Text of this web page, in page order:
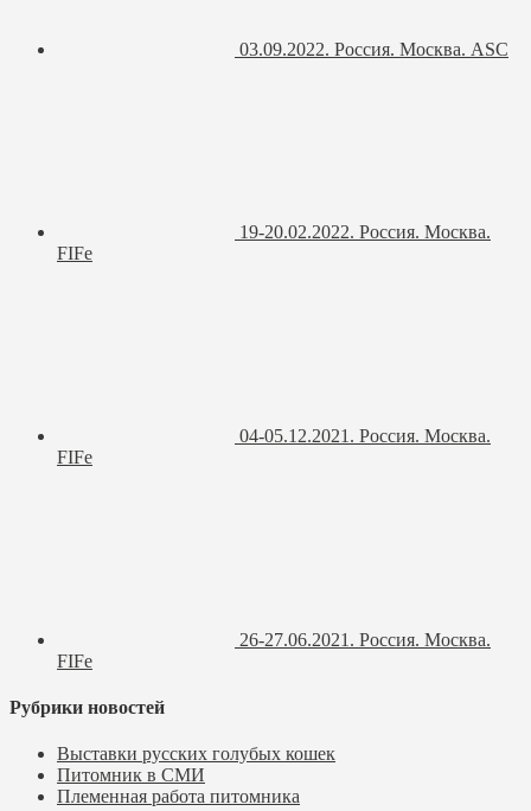
03.09.2022. Россия. Москва. ASC
19-20.02.2022. Россия. Москва.
FIFe
04-05.12.2021. Россия. Москва.
FIFe
26-27.06.2021. Россия. Москва.
FIFe
Рубрики новостей
Выставки русских голубых кошек
Питомник в СМИ
Племенная работа питомника